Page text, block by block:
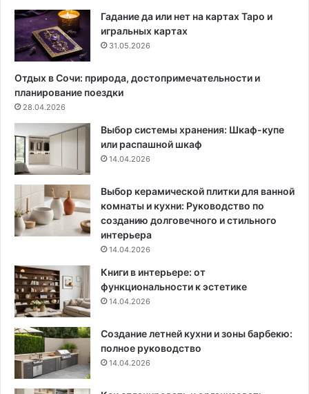
о
в
и
д
н
п
л
ю
ы
и
с
е
т
ы
п
о
о
р
г
Гадание да или нет на картах Таро и
игральных картах
31.05.2026
Отдых в Сочи: природа, достопримечательности и
планирование поездки
28.04.2026
Выбор системы хранения: Шкаф-купе
или распашной шкаф
14.04.2026
Выбор керамической плитки для ванной
комнаты и кухни: Руководство по
созданию долговечного и стильного
интерьера
14.04.2026
Книги в интерьере: от
функциональности к эстетике
14.04.2026
Создание летней кухни и зоны барбекю:
полное руководство
14.04.2026